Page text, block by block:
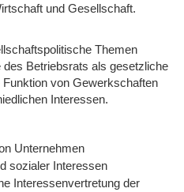
und Gesellschaft.
Themen
Betriebsrats als gesetzliche
von Gewerkschaften
Interessen.
Unternehmen
sozialer Interessen
Interessenvertretung der